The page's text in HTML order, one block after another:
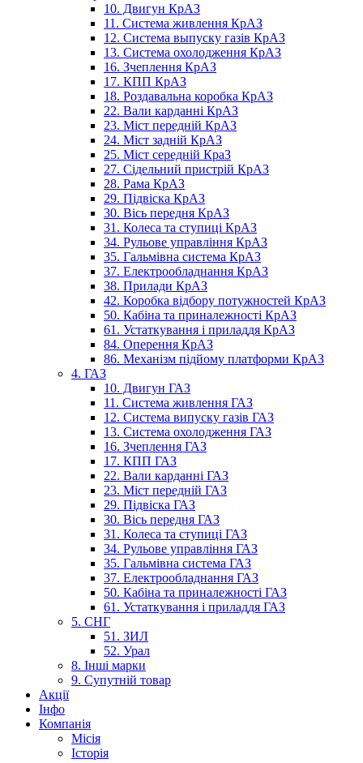
10. Двигун КрАЗ
11. Система живлення КрАЗ
12. Система выпуску газів КрАЗ
13. Система охолодження КрАЗ
16. Зчеплення КрАЗ
17. КПП КрАЗ
18. Роздавальна коробка КрАЗ
22. Вали карданні КрАЗ
23. Міст передній КрАЗ
24. Міст задній КрАЗ
25. Міст середній КраЗ
27. Сідельний пристрій КрАЗ
28. Рама КрАЗ
29. Підвіска КрАЗ
30. Вісь передня КрАЗ
31. Колеса та ступиці КрАЗ
34. Рульове управління КрАЗ
35. Гальмівна система КрАЗ
37. Електрообладнання КрАЗ
38. Прилади КрАЗ
42. Коробка відбору потужностей КрАЗ
50. Кабіна та приналежності КрАЗ
61. Устаткування і приладдя КрАЗ
84. Оперення КрАЗ
86. Механізм підйому платформи КрАЗ
4. ГАЗ
10. Двигун ГАЗ
11. Система живлення ГАЗ
12. Система випуску газів ГАЗ
13. Система охолодження ГАЗ
16. Зчеплення ГАЗ
17. КПП ГАЗ
22. Вали карданні ГАЗ
23. Міст передній ГАЗ
29. Підвіска ГАЗ
30. Вісь передня ГАЗ
31. Колеса та ступиці ГАЗ
34. Рульове управління ГАЗ
35. Гальмівна система ГАЗ
37. Електрообладнання ГАЗ
50. Кабіна та приналежності ГАЗ
61. Устаткування і приладдя ГАЗ
5. СНГ
51. ЗИЛ
52. Урал
8. Інші марки
9. Супутній товар
Акції
Інфо
Компанія
Місія
Історія